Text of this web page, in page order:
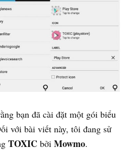
bạn đã cài đặt một gói biểu
với bài viết này, tôi đang sử
TOXIC bởi Mowmo.